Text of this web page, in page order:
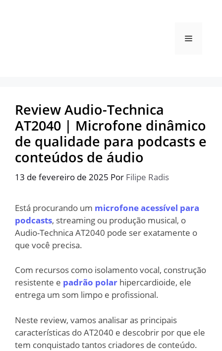
Menu
Review Audio-Technica
AT2040 | Microfone dinâmico
de qualidade para podcasts e
conteúdos de áudio
13 de fevereiro de 2025 Por Filipe Radis
Está procurando um microfone acessível para
podcasts, streaming ou produção musical, o
Audio-Technica AT2040 pode ser exatamente o
que você precisa.
Com recursos como isolamento vocal, construção
resistente e padrão polar hipercardioide, ele
entrega um som limpo e profissional.
Neste review, vamos analisar as principais
características do AT2040 e descobrir por que ele
tem conquistado tantos criadores de conteúdo.